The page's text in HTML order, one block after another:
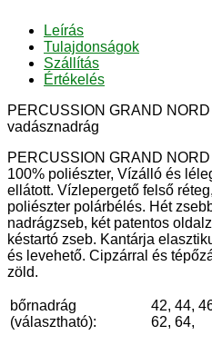
Leírás
Tulajdonságok
Szállítás
Értékelés
PERCUSSION GRAND
vadásznadrág
PERCUSSION GRAND
100% poliészter, Vízálló és
ellátott. Vízlepergető felső
poliészter polárbélés. Hét
nadrágzseb, két patentos
késtartó zseb. Kantárja
és levehető. Cipzárral és
zöld.
bőrnadrág
(választható):
42, 44,
62, 64,